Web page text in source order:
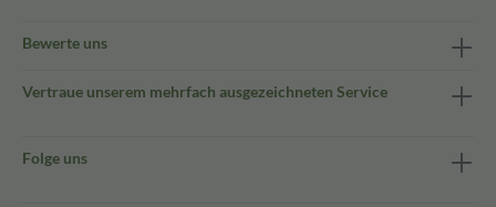
Bewerte uns
Vertraue unserem mehrfach ausgezeichneten Service
Folge uns